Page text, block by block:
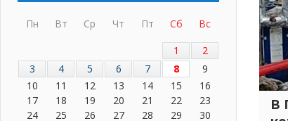
В
05 августа 2026
«Результат командный, заслуга
05 августа 2026
Вдохновлять, просвещать и
объединять!
05 августа 2026
Пн Вт Ср Чт Пт Сб
Вс
1
2
3
4 5 6 7 8
9
10
11 12 13 14 15
16
17
18 19 20 21 22
23
24
25 26 27 28 29
30